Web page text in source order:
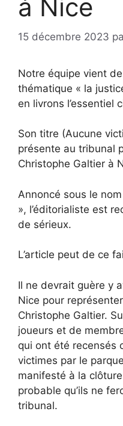
à Nice
15 décembre 2023
Notre équipe vient
thématique « la
en livrons l’essentiel
Son titre (Aucune
présente au tribunal
Christophe Galtier à
Annoncé sous le nom
», l’éditorialiste est
de sérieux.
L’article peut de ce
Il ne devrait guère y
Nice pour
Christophe Galtier.
joueurs et de
qui ont été recensés
victimes par le
manifesté à la
probable qu’ils ne
tribunal.